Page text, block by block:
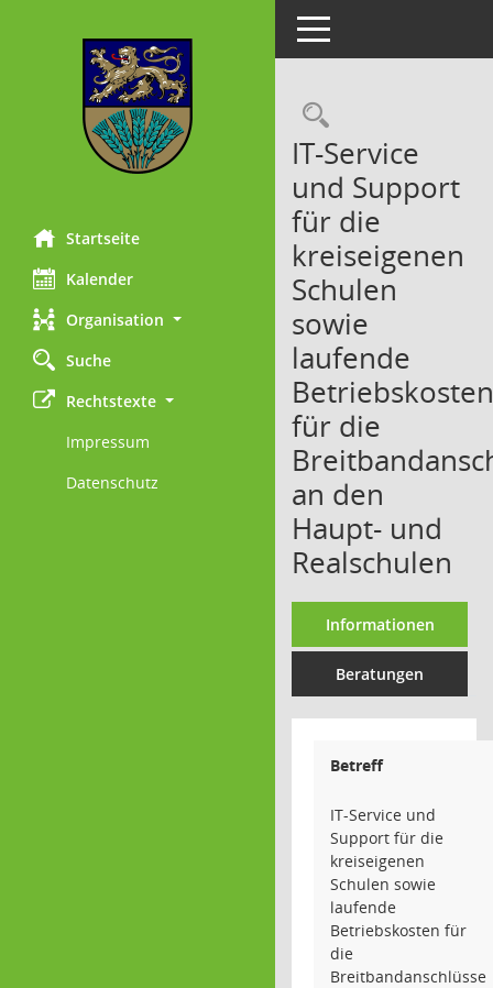
Startseite
Kalender
Organisation
Suche
Rechtstexte
Impressum
Datenschutz
Toggle navigation
IT-Service
und Support
für die
kreiseigenen
Schulen
sowie
laufende
Betriebskosten
für die
an den
Haupt- und
Realschulen
Informationen
Beratungen
Betreff
IT-Service und
Support für die
kreiseigenen
Schulen sowie
laufende
Betriebskosten für
die
Breitbandanschlüsse